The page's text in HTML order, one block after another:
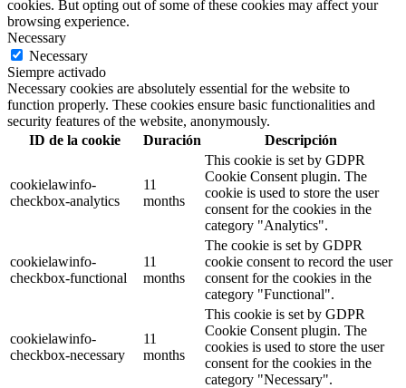
cookies. But opting out of some of these cookies may affect your
browsing experience.
Necessary
Necessary
Siempre activado
Necessary cookies are absolutely essential for the website to
function properly. These cookies ensure basic functionalities and
security features of the website, anonymously.
ID de la cookie
Duración Descripción
cookielawinfo-
checkbox-analytics
11
months
This cookie is set by GDPR
Cookie Consent plugin. The
cookie is used to store the user
consent for the cookies in the
category "Analytics".
cookielawinfo-
checkbox-functional
11
months
The cookie is set by GDPR
cookie consent to record the user
consent for the cookies in the
category "Functional".
cookielawinfo-
checkbox-necessary
11
months
This cookie is set by GDPR
Cookie Consent plugin. The
cookies is used to store the user
consent for the cookies in the
category "Necessary".